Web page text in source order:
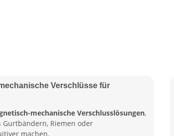
Verschlüsse für
mechanische Verschlusslösungen,
Riemen oder
machen.